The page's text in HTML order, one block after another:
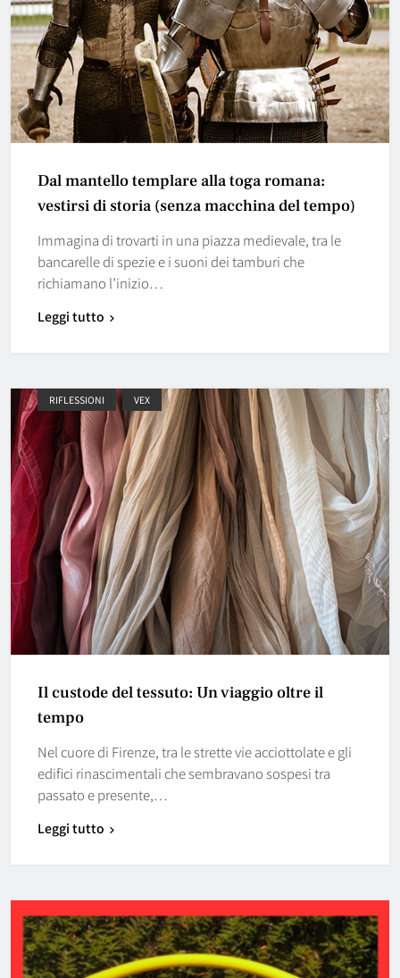
Dal mantello templare alla toga romana:
vestirsi di storia (senza macchina del tempo)
Immagina di trovarti in una piazza medievale, tra le
bancarelle di spezie e i suoni dei tamburi che
richiamano l’inizio…
Leggi tutto
RIFLESSIONI VEX
Il custode del tessuto: Un viaggio oltre il
tempo
Nel cuore di Firenze, tra le strette vie acciottolate e gli
edifici rinascimentali che sembravano sospesi tra
passato e presente,…
Leggi tutto